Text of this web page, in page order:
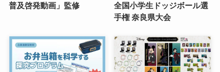
普及啓発動画」監修
全国小学生ドッジボール選
手権 奈良県大会